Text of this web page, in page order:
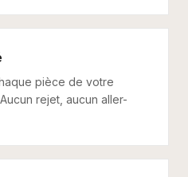
pièce de votre
rejet, aucun aller-